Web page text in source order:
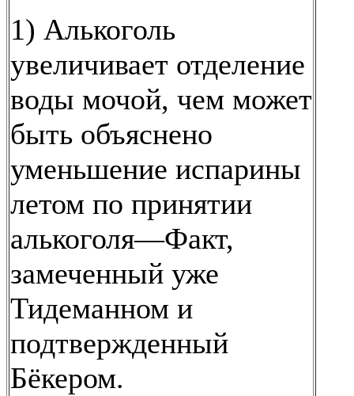
1) Алькоголь
увеличивает отделение
воды мочой, чем может
быть объяснено
уменьшение испарины
летом по принятии
алькоголя—Факт,
замеченный уже
Тидеманном и
подтвержденный
Бёкером.